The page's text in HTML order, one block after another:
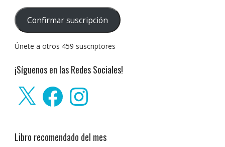
correo
electrónico:
Confirmar suscripción
Únete a otros 459 suscriptores
¡Síguenos en las Redes Sociales!
FacebookInstagram
Libro recomendado del mes